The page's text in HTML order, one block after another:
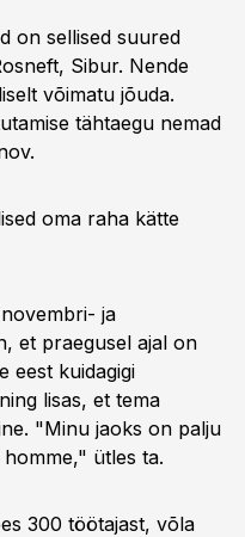
on sellised suured
Sibur. Nende
võimatu jõuda.
tähtaegu nemad
oma raha kätte
ja
et praegusel ajal on
eest kuidagigi
lisas, et tema
"Minu jaoks on palju
ütles ta.
300 töötajast, võla